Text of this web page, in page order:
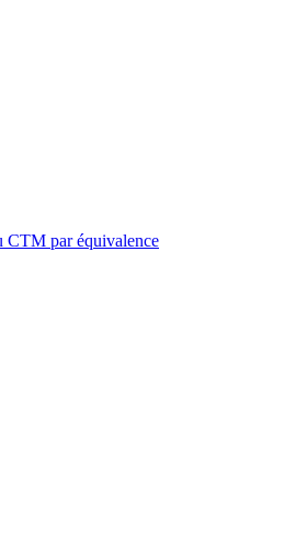
CTM par équivalence